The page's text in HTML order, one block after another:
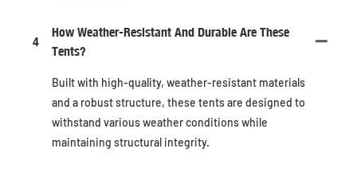
4
How Weather-Resistant And Durable Are These
Tents?
Built with high-quality, weather-resistant materials
and a robust structure, these tents are designed to
withstand various weather conditions while
maintaining structural integrity.